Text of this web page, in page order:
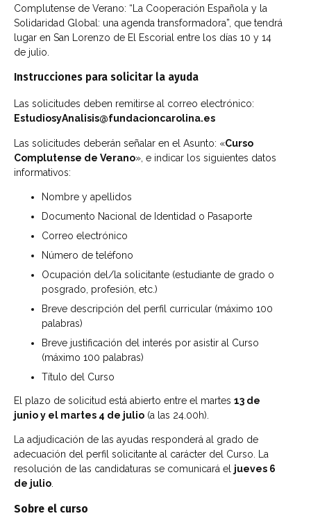
Complutense de Verano: “La Cooperación Española y la
Solidaridad Global: una agenda transformadora”, que tendrá
lugar en San Lorenzo de El Escorial entre los días 10 y 14
de julio.
Instrucciones para solicitar la ayuda
Las solicitudes deben remitirse al correo electrónico:
EstudiosyAnalisis@fundacioncarolina.es
Las solicitudes deberán señalar en el Asunto: «Curso
Complutense de Verano», e indicar los siguientes datos
informativos:
Nombre y apellidos
Documento Nacional de Identidad o Pasaporte
Correo electrónico
Número de teléfono
Ocupación del/la solicitante (estudiante de grado o
posgrado, profesión, etc.)
Breve descripción del perfil curricular (máximo 100
palabras)
Breve justificación del interés por asistir al Curso
(máximo 100 palabras)
Título del Curso
El plazo de solicitud está abierto entre el martes 13 de
junio y el martes 4 de julio (a las 24.00h).
La adjudicación de las ayudas responderá al grado de
adecuación del perfil solicitante al carácter del Curso. La
resolución de las candidaturas se comunicará el jueves 6
de julio
Sobre el curso